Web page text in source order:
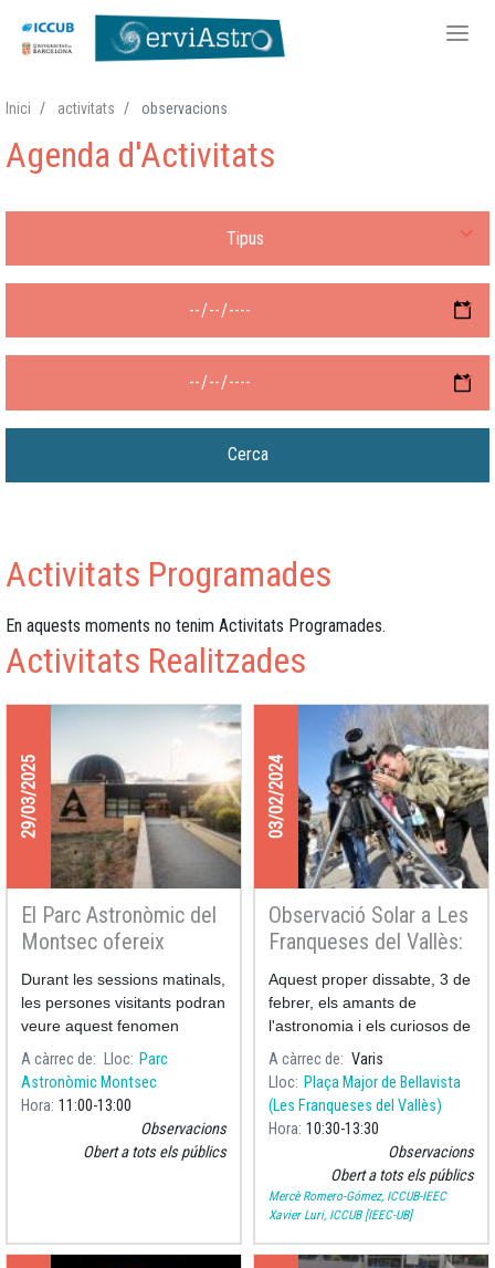
contingut
Inici activitats observacions
Agenda d'Activitats
Activitats Programades
En aquests moments no tenim Activitats Programades.
Activitats Realitzades
29/03/2025
El Parc Astronòmic del
Montsec ofereix
sessions especials
aquest dissabte per
observar el primer
eclipsi de Sol de l’any
Durant les sessions matinals,
les persones visitants podran
veure aquest fenomen
astronòmic amb telescopis i
rebre explicacions detallades
També s’habilitarà un punt
d’observació a l’estació de
muntanya de Vall de Núria
Aquest eclipsi és el preludi
anys 2026, 2027 i 2028
A càrrec de Lloc Parc
Astronòmic Montsec
Hora 11:00 13:00
Observacions
Obert a tots els públics
03/02/2024
Observació Solar a Les
Franqueses del Vallès:
Un Viatge al Cor del
Nostre Sistema Solar
Aquest proper dissabte, 3 de
febrer, els amants de
l'astronomia i els curiosos de
totes les edats tenen una
oportunitat única: una
observació solar emocionant
que revelarà detalls
A càrrec de
Varis
Lloc Plaça Major de Bellavista
(Les Franqueses del Vallès)
Hora 10:30 13:30
Observacions
Obert a tots els públics
Mercè Romero-Gómez, ICCUB-IEEC
Xavier Luri, ICCUB [IEEC-UB]